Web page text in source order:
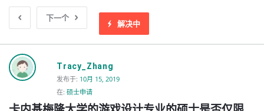
下一个
解决中
Tracy_Zhang
发布于: 10月 15, 2019
在: 硕士申请